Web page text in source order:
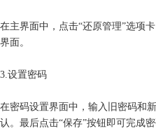
在主界面中，点击“还原管理”选项
界面。
3.设置密码
在密码设置界面中，输入旧密码和
认。最后点击“保存”按钮即可完成密